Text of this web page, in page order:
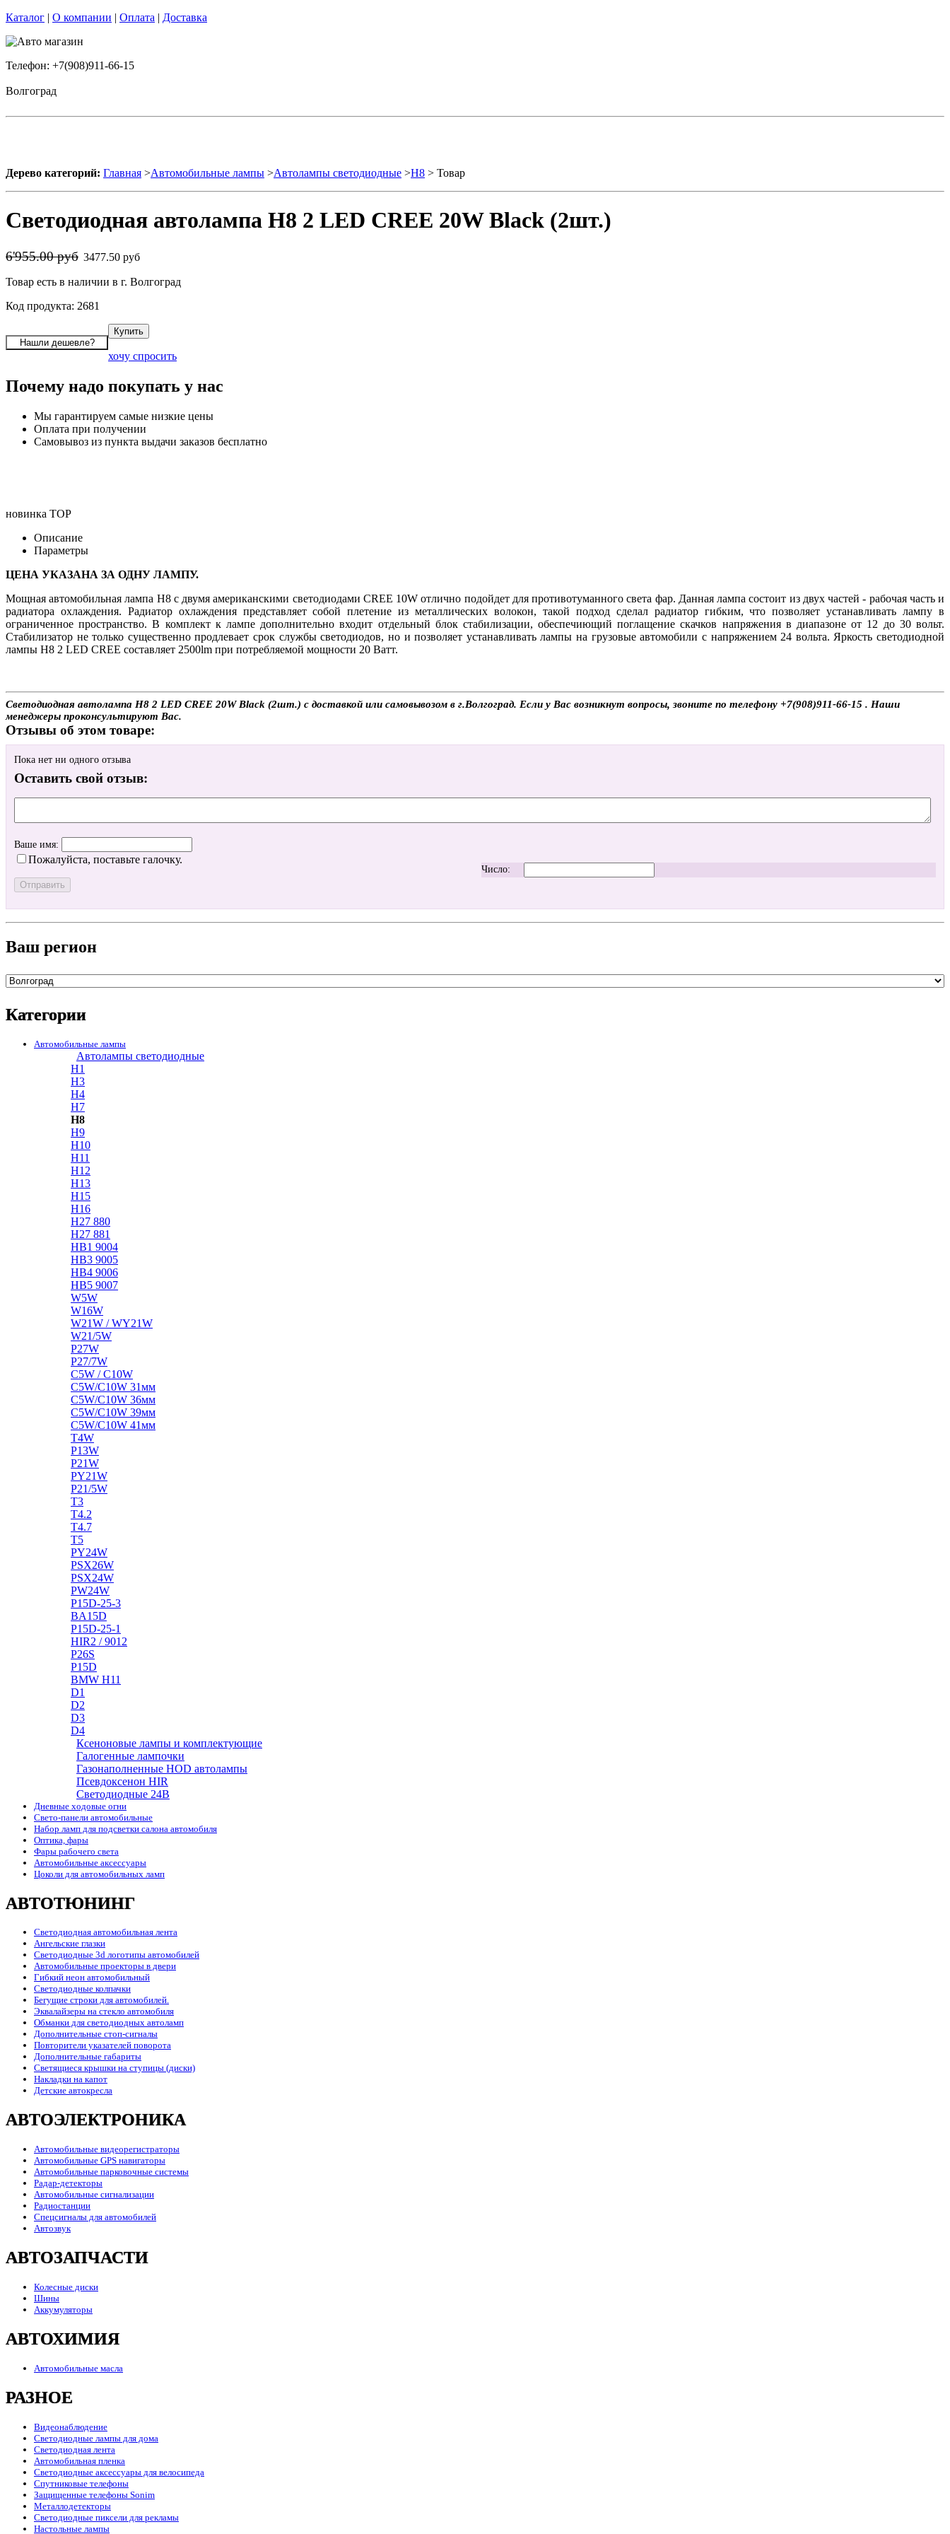
Каталог | О компании | Оплата | Доставка
Телефон: +7(908)911-66-15
Волгоград
Дерево категорий: Главная >Автомобильные лампы >Автолампы светодиодные >H8 > Товар
Светодиодная автолампа H8 2 LED CREE 20W Black (2шт.)
6'955.00 руб 3477.50 руб
Товар есть в наличии в г. Волгоград
Код продукта: 2681
хочу спросить
Почему надо покупать у нас
Мы гарантируем самые низкие цены
Оплата при получении
Самовывоз из пункта выдачи заказов бесплатно
новинка TOP
Описание
Параметры
ЦЕНА УКАЗАНА ЗА ОДНУ ЛАМПУ.
Мощная автомобильная лампа H8 с двумя американскими светодиодами CREE 10W отлично подойдет для противотуманного света фар. Данная лампа состоит из двух частей - рабочая часть и
радиатора охлаждения. Радиатор охлаждения представляет собой плетение из металлических волокон, такой подход сделал радиатор гибким, что позволяет устанавливать лампу в
ограниченное пространство. В комплект к лампе дополнительно входит отдельный блок стабилизации, обеспечиющий поглащение скачков напряжения в диапазоне от 12 до 30 вольт.
Стабилизатор не только существенно продлевает срок службы светодиодов, но и позволяет устанавливать лампы на грузовые автомобили с напряжением 24 вольта. Яркость светодиодной
лампы H8 2 LED CREE составляет 2500lm при потребляемой мощности 20 Ватт.
Светодиодная автолампа H8 2 LED CREE 20W Black (2шт.) с доставкой или самовывозом в г.Волгоград. Если у Вас возникнут вопросы, звоните по телефону +7(908)911-66-15 . Наши
менеджеры проконсультируют Вас.
Отзывы об этом товаре:
Пока нет ни одного отзыва
Оставить свой отзыв:
Ваше имя:
Пожалуйста, поставьте галочку.
Число:
Ваш регион
Категории
Автомобильные лампы
Автолампы светодиодные
H1
H3
H4
H7
H8
H9
H10
H11
H12
H13
H15
H16
H27 880
H27 881
HB1 9004
HB3 9005
HB4 9006
HB5 9007
W5W
W16W
W21W / WY21W
W21/5W
P27W
P27/7W
C5W / C10W
C5W/C10W 31мм
C5W/C10W 36мм
C5W/C10W 39мм
C5W/C10W 41мм
T4W
P13W
P21W
PY21W
P21/5W
T3
T4.2
T4.7
T5
PY24W
PSX26W
PSX24W
PW24W
P15D-25-3
BA15D
P15D-25-1
HIR2 / 9012
P26S
P15D
BMW H11
D1
D2
D3
D4
Ксеноновые лампы и комплектующие
Галогенные лампочки
Газонаполненные HOD автолампы
Псевдоксенон HIR
Cветодиодные 24B
Дневные ходовые огни
Свето-панели автомобильные
Набор ламп для подсветки салона автомобиля
Оптика, фары
Фары рабочего света
Автомобильные аксессуары
Цоколи для автомобильных ламп
АВТОТЮНИНГ
Светодиодная автомобильная лента
Ангельские глазки
Светодиодные 3d логотипы автомобилей
Автомобильные проекторы в двери
Гибкий неон автомобильный
Светодиодные колпачки
Бегущие строки для автомобилей.
Эквалайзеры на стекло автомобиля
Обманки для светодиодных автоламп
Дополнительные стоп-сигналы
Повторители указателей поворота
Дополнительные габариты
Светящиеся крышки на ступицы (диски)
Накладки на капот
Детские автокресла
АВТОЭЛЕКТРОНИКА
Автомобильные видеорегистраторы
Автомобильные GPS навигаторы
Автомобильные парковочные системы
Радар-детекторы
Автомобильные сигнализации
Радиостанции
Спецсигналы для автомобилей
Автозвук
АВТОЗАПЧАСТИ
Колесные диски
Шины
Аккумуляторы
АВТОХИМИЯ
Автомобильные масла
РАЗНОЕ
Видеонаблюдение
Светодиодные лампы для дома
Светодиодная лента
Автомобильная пленка
Светодиодные аксессуары для велосипеда
Спутниковые телефоны
Защищенные телефоны Sonim
Металлодетекторы
Светодиодные пиксели для рекламы
Настольные лампы